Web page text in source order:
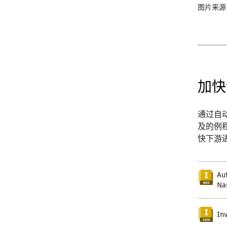
图片来
加
通过自
及的例
快下游